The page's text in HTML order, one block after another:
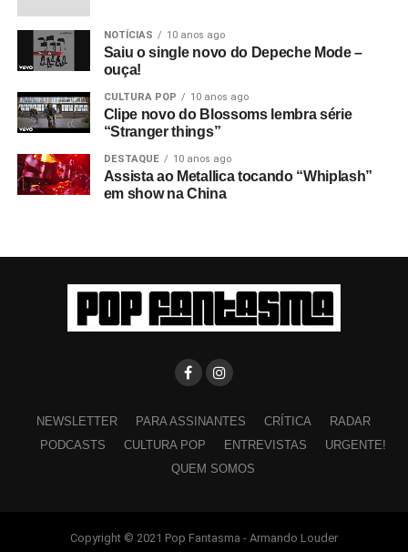
NOTÍCIAS 10 anos ago
Saiu o single novo do Depeche Mode –
ouça!
CULTURA POP 10 anos ago
Clipe novo do Blossoms lembra série
“Stranger things”
DESTAQUE 10 anos ago
Assista ao Metallica tocando “Whiplash”
em show na China
NEWSLETTER PARA ASSINANTES CRÍTICA
RADAR
PODCASTS
CULTURA POP ENTREVISTAS
URGENTE!
QUEM SOMOS
Copyright © 2021 Pop Fantasma - Armando Louder